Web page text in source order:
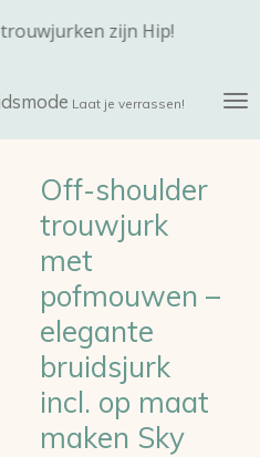
Laat je verrassen!
zijn Hip!
Off-shoulder
trouwjurk
met
pofmouwen –
elegante
bruidsjurk
incl. op maat
maken Sky